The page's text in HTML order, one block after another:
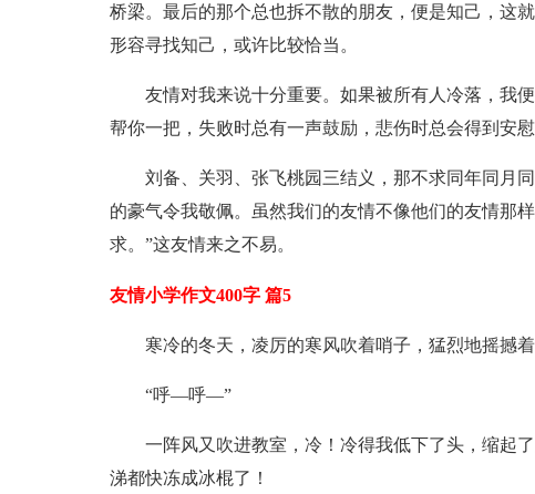
桥梁。最后的那个总也拆不散的朋友，便是知己，这
形容寻找知己，或许比较恰当。
友情对我来说十分重要。如果被所有人冷落，我
帮你一把，失败时总有一声鼓励，悲伤时总会得到安
刘备、关羽、张飞桃园三结义，那不求同年同月
的豪气令我敬佩。虽然我们的友情不像他们的友情那
求。”这友情来之不易。
友情小学作文400字 篇5
寒冷的冬天，凌厉的寒风吹着哨子，猛烈地摇撼
“呼—呼—”
一阵风又吹进教室，冷！冷得我低下了头，缩起
涕都快冻成冰棍了！